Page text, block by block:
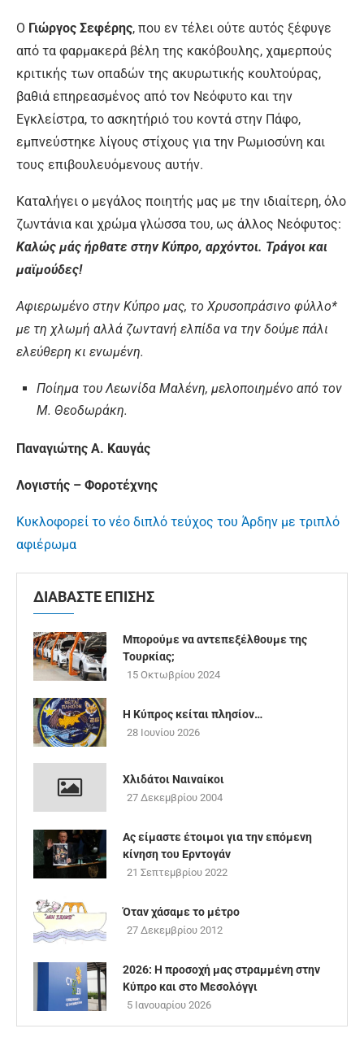
Ο Γιώργος Σεφέρης, που εν τέλει ούτε αυτός ξέφυγε
από τα φαρμακερά βέλη της κακόβουλης, χαμερπούς
κριτικής των οπαδών της ακυρωτικής κουλτούρας,
βαθιά επηρεασμένος από τον Νεόφυτο και την
Εγκλείστρα, το ασκητήριό του κοντά στην Πάφο,
εμπνεύστηκε λίγους στίχους για την Ρωμιοσύνη και
τους επιβουλευόμενους αυτήν.
Καταλήγει ο μεγάλος ποιητής μας με την ιδιαίτερη, όλο
ζωντάνια και χρώμα γλώσσα του, ως άλλος Νεόφυτος:
Καλώς μάς ήρθατε στην Κύπρο, αρχόντοι. Τράγοι και
μαϊμούδες!
Αφιερωμένο στην Κύπρο μας, το Χρυσοπράσινο φύλλο*
με τη χλωμή αλλά ζωντανή ελπίδα να την δούμε πάλι
ελεύθερη κι ενωμένη.
Ποίημα του Λεωνίδα Μαλένη, μελοποιημένο από τον
Μ. Θεοδωράκη.
Παναγιώτης Α. Καυγάς
Λογιστής – Φοροτέχνης
Κυκλοφορεί το νέο διπλό τεύχος του Άρδην με τριπλό
αφιέρωμα
ΔΙΑΒΑΣΤΕ ΕΠΙΣΗΣ
Μπορούμε να αντεπεξέλθουμε της
Τουρκίας;
15 Οκτωβρίου 2024
Η Κύπρος κείται πλησίον…
28 Ιουνίου 2026
Χλιδάτοι Ναιναίκοι
27 Δεκεμβρίου 2004
Ας είμαστε έτοιμοι για την επόμενη
κίνηση του Ερντογάν
21 Σεπτεμβρίου 2022
Όταν χάσαμε το μέτρο
27 Δεκεμβρίου 2012
2026: Η προσοχή μας στραμμένη στην
Κύπρο και στο Μεσολόγγι
5 Ιανουαρίου 2026